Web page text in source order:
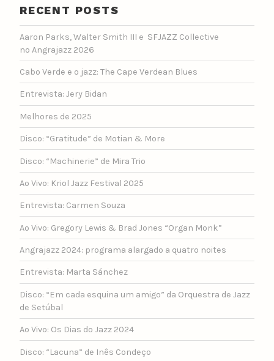
RECENT POSTS
Aaron Parks, Walter Smith III e SFJAZZ Collective
no Angrajazz 2026
Cabo Verde e o jazz: The Cape Verdean Blues
Entrevista: Jery Bidan
Melhores de 2025
Disco: “Gratitude” de Motian & More
Disco: “Machinerie” de Mira Trio
Ao Vivo: Kriol Jazz Festival 2025
Entrevista: Carmen Souza
Ao Vivo: Gregory Lewis & Brad Jones “Organ Monk”
Angrajazz 2024: programa alargado a quatro noites
Entrevista: Marta Sánchez
Disco: “Em cada esquina um amigo” da Orquestra de Jazz
de Setúbal
Ao Vivo: Os Dias do Jazz 2024
Disco: “Lacuna” de Inês Condeço